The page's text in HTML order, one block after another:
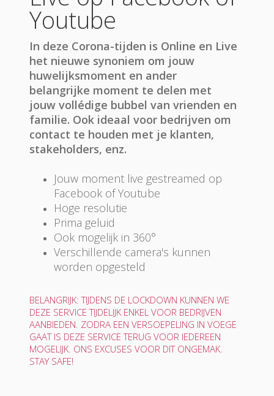
Youtube
In deze Corona-tijden is Online en Live
het nieuwe synoniem om jouw
huwelijksmoment en ander
belangrijke moment te delen met
jouw vollédige bubbel van vrienden en
familie. Ook ideaal voor bedrijven om
contact te houden met je klanten,
stakeholders, enz.
Jouw moment live gestreamed op
Facebook of Youtube
Hoge resolutie
Prima geluid
Ook mogelijk in 360°
Verschillende camera's kunnen
worden opgesteld
BELANGRIJK: TIJDENS DE LOCKDOWN KUNNEN WE
DEZE SERVICE TIJDELIJK ENKEL VOOR BEDRIJVEN
AANBIEDEN. ZODRA EEN VERSOEPELING IN VOEGE
GAAT IS DEZE SERVICE TERUG VOOR IEDEREEN
MOGELIJK. ONS EXCUSES VOOR DIT ONGEMAK.
STAY SAFE!